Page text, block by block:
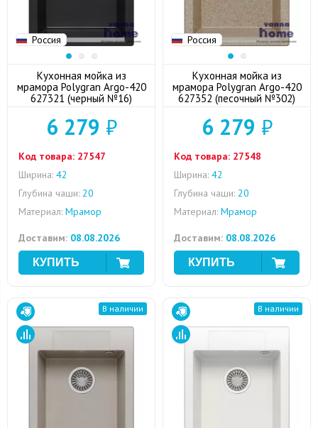
Россия
Кухонная мойка из
мрамора Polygran Argo-420
627321 (черный №16)
6 279 ₽
Код товара: 27547
Ширина: 42
Глубина чаши: 20
Материал: Мрамор
Доставим: 08.08.2026
Россия
Кухонная мойка из
мрамора Polygran Argo-420
627352 (песочный №302)
6 279 ₽
Код товара: 27548
Ширина: 42
Глубина чаши: 20
Материал: Мрамор
Доставим: 08.08.2026
В наличии В наличии